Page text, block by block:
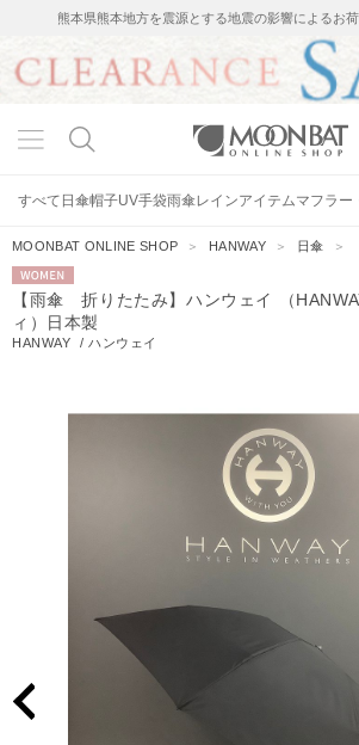
熊本県熊本地方を震源とする地震の影響によるお
すべて 日傘帽子UV手袋雨傘レインアイテムマフラー
MOONBAT ONLINE SHOP ＞ HANWAY ＞ 日傘 ＞
WOMEN
【雨傘 折りたたみ】ハンウェイ （
ィ）日本製
HANWAY /ハンウェイ